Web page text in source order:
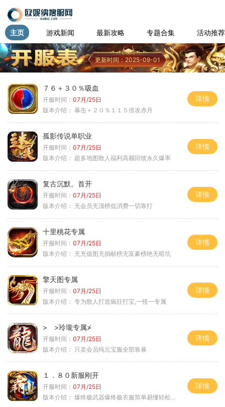
主页 游戏新闻 最新攻略 专题合集 活动推荐
更新时间：2025-09-01
７６＋３０％吸血
开服时间： 07月/25日
版本介绍： 暴击＋２０％１１５倍攻赤月
详情
孤影传说单职业
开服时间： 07月/25日
版本介绍： 超多地图散人福利高额回馈永久爆率
详情
复古沉默。首开
开服时间： 07月/25日
版本介绍： 无会员无顶榜低消费一切靠打
详情
十里桃花专属
开服时间： 07月/25日
版本介绍： 无充值图无捐献榜无富豪榜绝无暗坑
详情
擎天图专属
开服时间： 07月/25日
版本介绍： 专为散人打造疯狂打宝,一怪一专属
详情
> >玲瓏专属≯
开服时间： 07月/25日
版本介绍： 只卖会员纯元宝服全部靠暴
详情
１．８０新服刚开
开服时间： 07月/25日
版本介绍： 爆终极武器爆终极衣服简单易懂轻松满级
详情